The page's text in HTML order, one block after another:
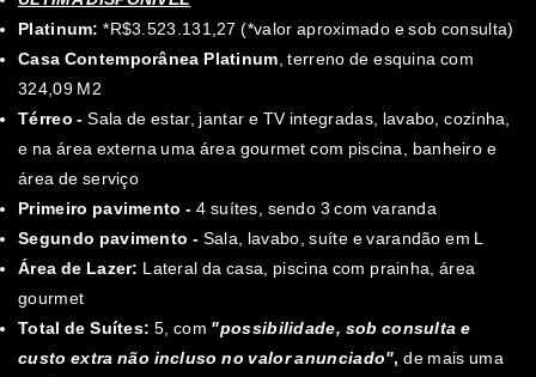
Platinum: *R$3.523.131,27 (*valor aproximado e sob consulta)
Casa Contemporânea Platinum , terreno de esquina com
324,09 M2
Térreo -Sala de estar, jantar e TV integradas, lavabo, cozinha,
e na área externa uma área gourmet com piscina, banheiro e
área de serviço
Primeiro pavimento - 4 suítes, sendo 3 com varanda
Segundo pavimento - Sala, lavabo, suíte e varandão em L
Área de Lazer: Lateral da casa, piscina com prainha, área
gourmet
Total de Suítes: 5, com "possibilidade, sob consulta e
custo extra não incluso no valor anunciado",de mais uma